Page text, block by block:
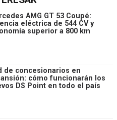
AMG GT 53 Coupé:
eléctrica de 544 CV y
superior a 800 km
de concesionarios en
cómo funcionarán los
DS Point en todo el país